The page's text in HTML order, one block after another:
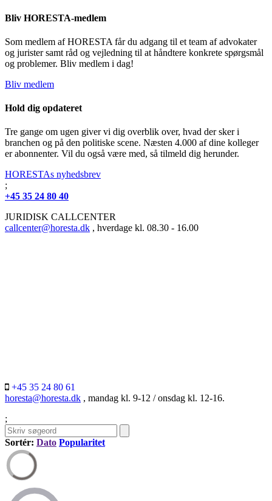
Bliv HORESTA-medlem
Som medlem af HORESTA får du adgang til et team af advokater
og jurister samt råd og vejledning til at håndtere konkrete spørgsmål
og problemer. Bliv medlem i dag!
Bliv medlem
Hold dig opdateret
Tre gange om ugen giver vi dig overblik over, hvad der sker i
branchen og på den politiske scene. Næsten 4.000 af dine kolleger
er abonnenter. Vil du også være med, så tilmeld dig herunder.
HORESTAs nyhedsbrev
;
+45 35 24 80 40
JURIDISK CALLCENTER
callcenter@horesta.dk , hverdage kl. 08.30 - 16.00
+45 35 24 80 61
horesta@horesta.dk , mandag kl. 9-12 / onsdag kl. 12-16.
;
Sortér: Dato Popularitet